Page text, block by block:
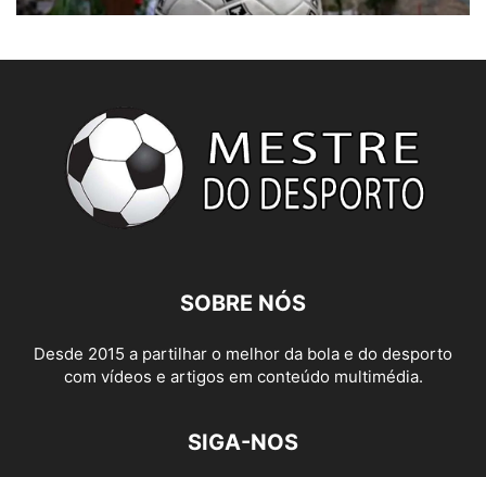
SOBRE NÓS
Desde 2015 a partilhar o melhor da bola e do desporto
com vídeos e artigos em conteúdo multimédia.
SIGA-NOS